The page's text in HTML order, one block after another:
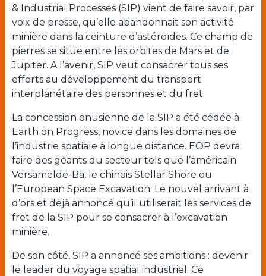
& Industrial Processes (SIP) vient de faire savoir, par
voix de presse, qu’elle abandonnait son activité
minière dans la ceinture d’astéroïdes. Ce champ de
pierres se situe entre les orbites de Mars et de
Jupiter. A l’avenir, SIP veut consacrer tous ses
efforts au développement du transport
interplanétaire des personnes et du fret.
La concession onusienne de la SIP a été cédée à
Earth on Progress, novice dans les domaines de
l’industrie spatiale à longue distance. EOP devra
faire des géants du secteur tels que l’américain
Versamelde-Ba, le chinois Stellar Shore ou
l’European Space Excavation. Le nouvel arrivant à
d’ors et déjà annoncé qu’il utiliserait les services de
fret de la SIP pour se consacrer à l’excavation
minière.
De son côté, SIP a annoncé ses ambitions : devenir
le leader du voyage spatial industriel. Ce